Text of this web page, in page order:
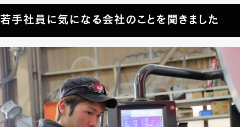
若手社員に気になる会社のことを聞きました